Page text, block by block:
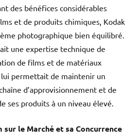
des bénéfices considérables
et de produits chimiques, Kodak
photographique bien équilibré.
une expertise technique de
de films et de matériaux
lui permettait de maintenir un
d’approvisionnement et de
ses produits à un niveau élevé.
sur le Marché et sa Concurrence